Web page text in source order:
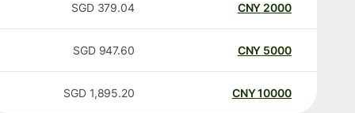
2000
CNY
379.04
SGD
5000
CNY
947.60
SGD
10000
CNY
1,895.20
SGD